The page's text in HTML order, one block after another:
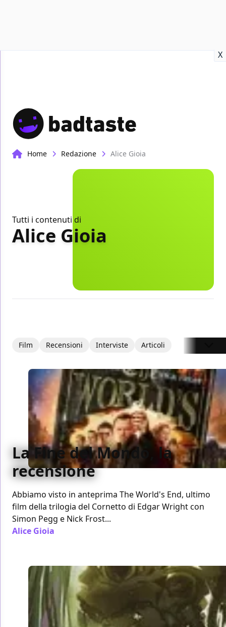
X
Home Redazione Alice Gioia
Tutti i contenuti di
Alice Gioia
Film Recensioni Interviste Articoli
La Fine del Mondo, la
recensione
Abbiamo visto in anteprima The World's End, ultimo
film della trilogia del Cornetto di Edgar Wright con
Simon Pegg e Nick Frost...
Alice Gioia